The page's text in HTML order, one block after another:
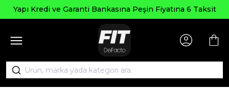
Kredi ve Garanti Bankasına Peşin Fiyatına 6 Taksit